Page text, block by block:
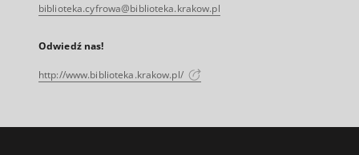
biblioteka.cyfrowa@biblioteka.krakow.pl
Odwiedź nas!
http://www.biblioteka.krakow.pl/